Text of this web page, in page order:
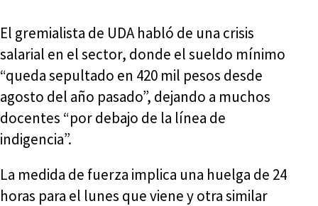
El gremialista de UDA habló de una crisis
salarial en el sector, donde el sueldo mínimo
“queda sepultado en 420 mil pesos desde
agosto del año pasado”, dejando a muchos
docentes “por debajo de la línea de
indigencia”.
La medida de fuerza implica una huelga de 24
horas para el lunes que viene y otra similar